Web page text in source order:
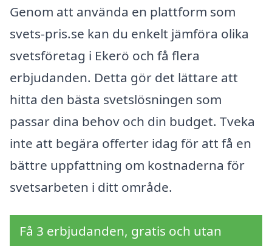
Genom att använda en plattform som
svets-pris.se kan du enkelt jämföra olika
svetsföretag i Ekerö och få flera
erbjudanden. Detta gör det lättare att
hitta den bästa svetslösningen som
passar dina behov och din budget. Tveka
inte att begära offerter idag för att få en
bättre uppfattning om kostnaderna för
svetsarbeten i ditt område.
Få 3 erbjudanden, gratis och utan